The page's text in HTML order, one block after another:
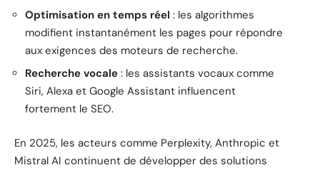
Optimisation en temps réel : les algorithmes
modifient instantanément les pages pour répondre
aux exigences des moteurs de recherche.
Recherche vocale : les assistants vocaux comme
Siri, Alexa et Google Assistant influencent
fortement le SEO.
En 2025, les acteurs comme Perplexity, Anthropic et
Mistral AI continuent de développer des solutions